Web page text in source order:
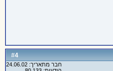
#
4
חבר מתאריך: 24.06.02